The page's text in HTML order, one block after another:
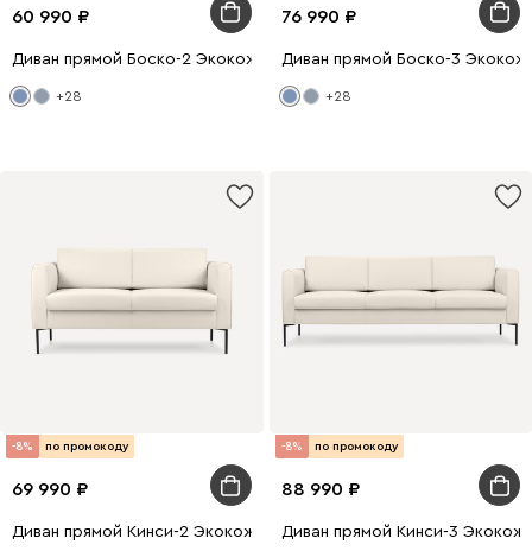
60 990
Диван прямой Боско-2 Экокожа Синий
+28
76 990
Диван прямой Боско-3
+28
-8% по промокоду
69 990
Диван прямой Кинси-2 Экокожа Бежевый
-8% по промокоду
88 990
Диван прямой Кинси-3